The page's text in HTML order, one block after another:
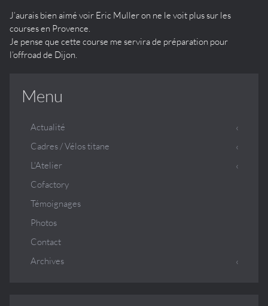
J’aurais bien aimé voir Eric Muller on ne le voit plus sur les
courses en Provence.
Je pense que cette course me servira de préparation pour
l’offroad de Dijon.
Menu
Actualité
Cadres / Vélos titane
L'Atelier
Cofactory
Témoignages
Photos
Contact
Archives